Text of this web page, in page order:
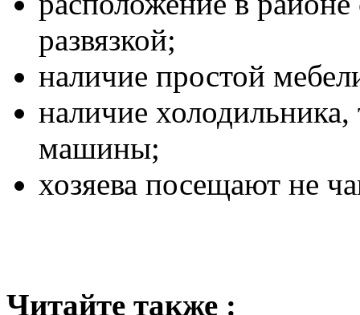
развязкой;
наличие простой
наличие холодильника,
машины;
хозяева посещают не
Читайте также :